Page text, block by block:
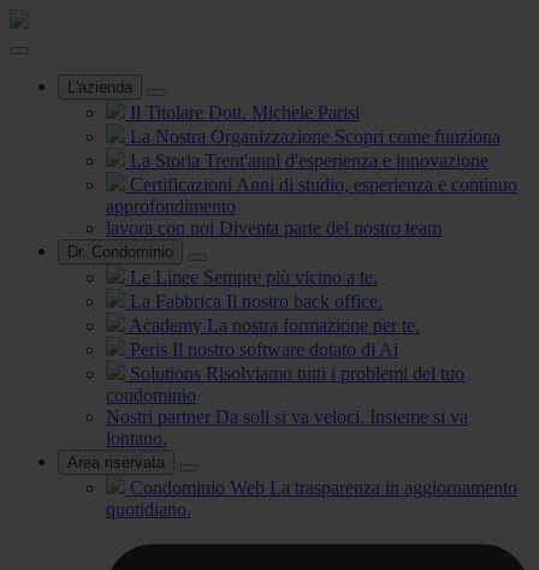
L'azienda
Il Titolare Dott. Michele Parisi
La Nostra Organizzazione Scopri come funziona
La Storia Trent'anni d'esperienza e innovazione
Certificazioni Anni di studio, esperienza e continuo
approfondimento
lavora con noi Diventa parte del nostro team
Dr. Condominio
Le Linee Sempre più vicino a te.
La Fabbrica Il nostro back office.
Academy La nostra formazione per te.
Peris Il nostro software dotato di Ai
Solutions Risolviamo tutti i problemi del tuo
condominio
Nostri partner Da soli si va veloci. Insieme si va
lontano.
Area riservata
Condominio Web La trasparenza in aggiornamento
quotidiano.